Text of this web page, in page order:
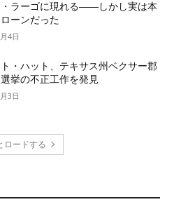
・ラーゴに現れる――しかし実は本
ーンだった
4日
・ハット、テキサス州ベクサー郡
挙の不正工作を発見
3日
ロードする